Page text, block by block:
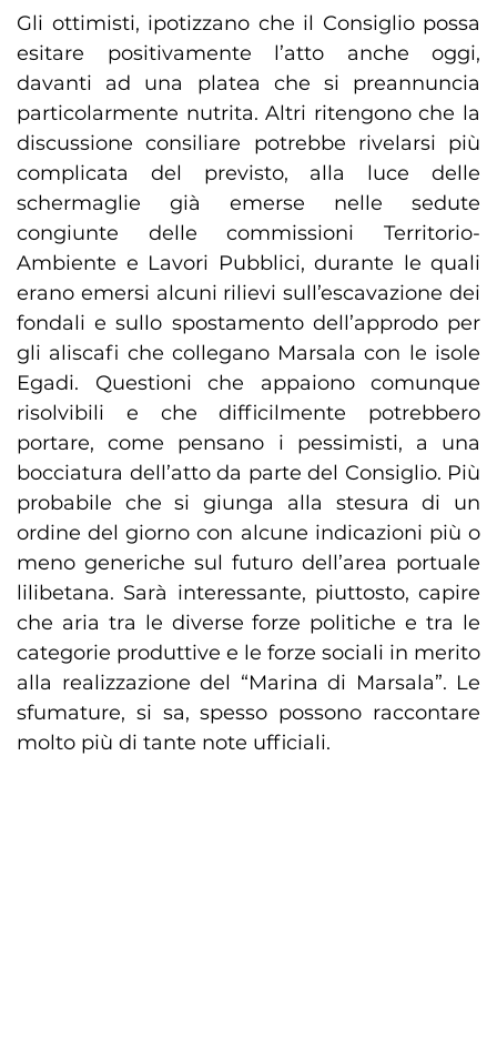
Gli ottimisti, ipotizzano che il Consiglio possa
esitare positivamente l’atto anche oggi,
davanti ad una platea che si preannuncia
particolarmente nutrita. Altri ritengono che la
discussione consiliare potrebbe rivelarsi più
complicata del previsto, alla luce delle
schermaglie già emerse nelle sedute
congiunte delle commissioni Territorio-
Ambiente e Lavori Pubblici, durante le quali
erano emersi alcuni rilievi sull’escavazione dei
fondali e sullo spostamento dell’approdo per
gli aliscafi che collegano Marsala con le isole
Egadi. Questioni che appaiono comunque
risolvibili e che difficilmente potrebbero
portare, come pensano i pessimisti, a una
bocciatura dell’atto da parte del Consiglio. Più
probabile che si giunga alla stesura di un
ordine del giorno con alcune indicazioni più o
meno generiche sul futuro dell’area portuale
lilibetana. Sarà interessante, piuttosto, capire
che aria tra le diverse forze politiche e tra le
categorie produttive e le forze sociali in merito
alla realizzazione del “Marina di Marsala”. Le
sfumature, si sa, spesso possono raccontare
molto più di tante note ufficiali.